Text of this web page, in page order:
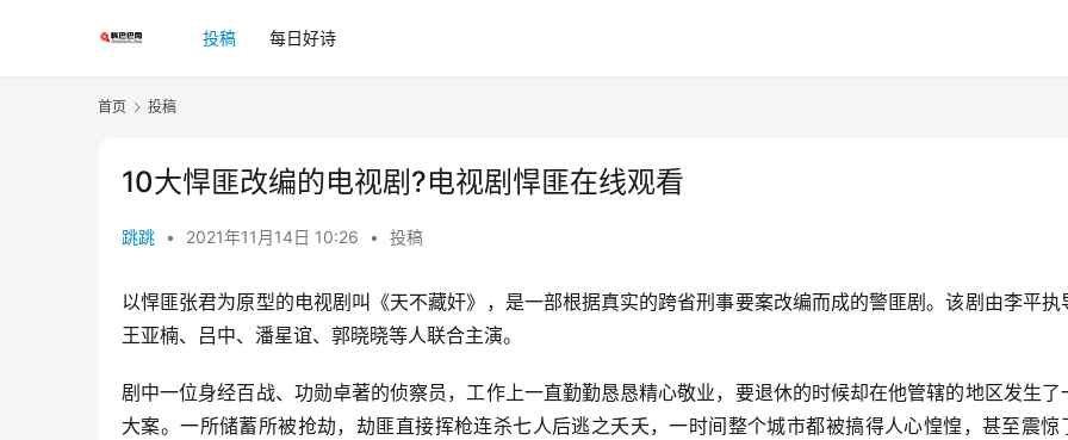
投稿 每日好诗
首页 投稿
10大悍匪改编的电视剧?电视剧悍匪在线观看
跳跳 • 2021年11月14日 10:26 • 投稿
以悍匪张君为原型的电视剧叫《天不藏奸》，是一部根据真实的跨省刑事要案改编而成的警匪剧。该剧由李平执
王亚楠、吕中、潘星谊、郭晓晓等人联合主演。
剧中一位身经百战、功勋卓著的侦察员，工作上一直勤勤恳恳精心敬业，要退休的时候却在他管辖的地区发生了
大案。一所储蓄所被抢劫，劫匪直接挥枪连杀七人后逃之夭夭，一时间整个城市都被搞得人心惶惶，甚至震惊